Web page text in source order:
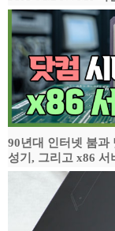
90년대 인터넷 붐과
성기, 그리고 x86 서